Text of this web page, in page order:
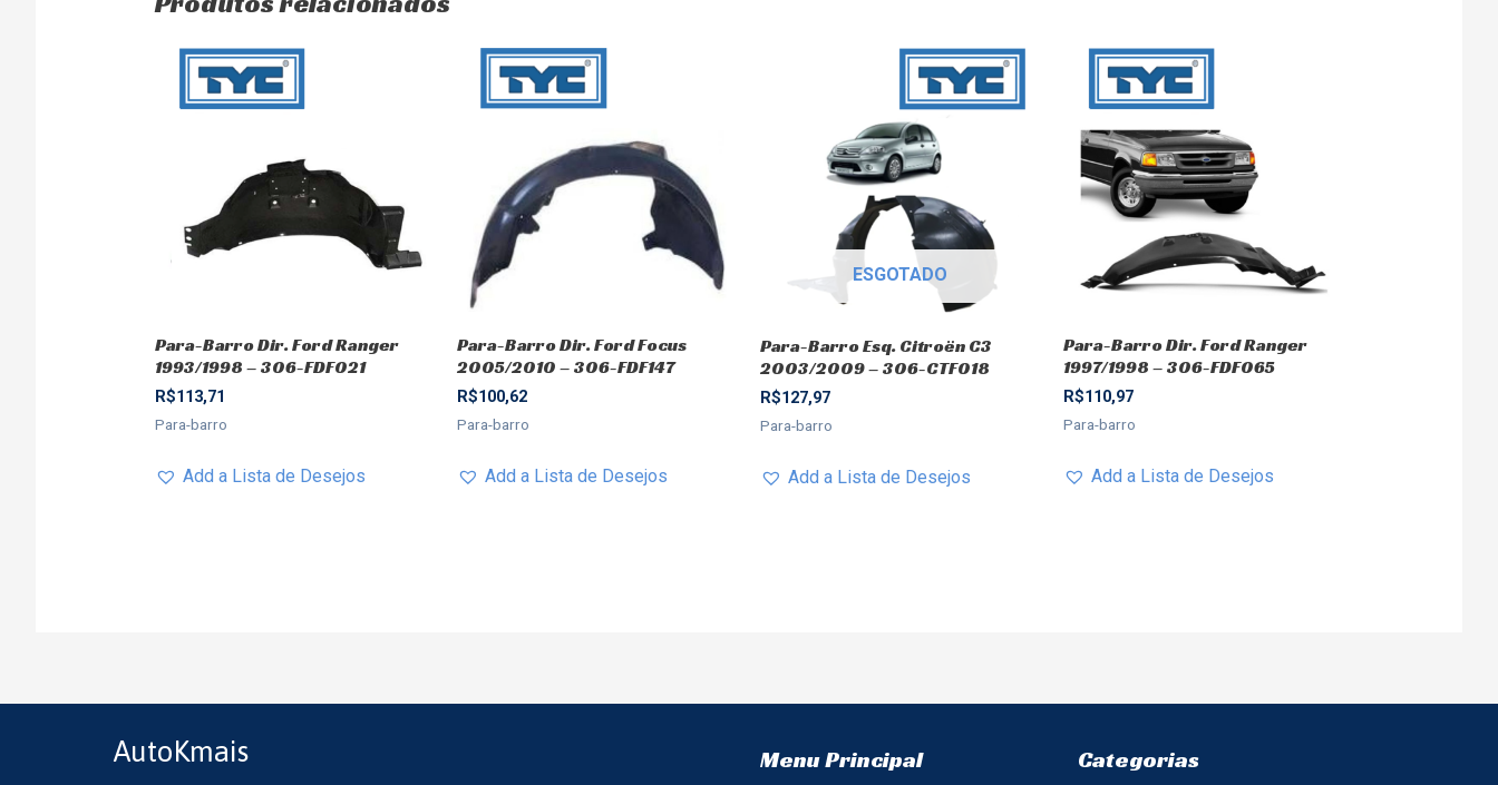
Para-Barro Dir. Ford Ranger
1993/1998 – 306-FDF021
R$113,71
Para-barro
Add a Lista de Desejos
Para-Barro Dir. Ford Focus
2005/2010 – 306-FDF147
R$100,62
Para-barro
Add a Lista de Desejos
ESGOTADO
Para-Barro Esq. Citroën C3
2003/2009 – 306-CTF018
R$127,97
Para-barro
Add a Lista de Desejos
Para-Barro Dir. Ford Ranger
1997/1998 – 306-FDF065
R$110,97
Para-barro
Add a Lista de Desejos
AutoKmais Menu Principal Categorias